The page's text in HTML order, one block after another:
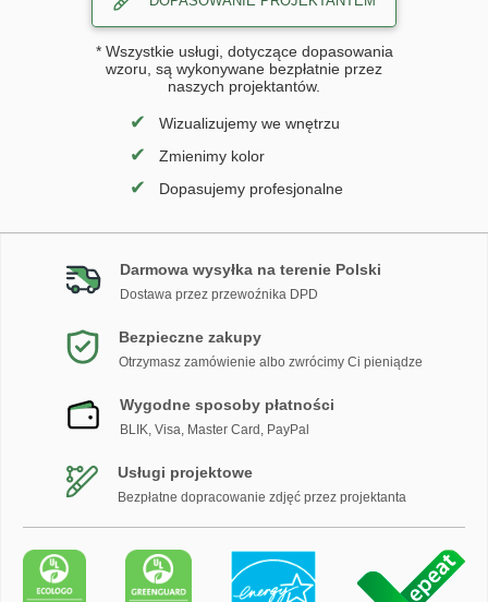
* Wszystkie usługi, dotyczące dopasowania
wzoru, są wykonywane bezpłatnie przez
naszych projektantów.
✔ Wizualizujemy we wnętrzu
✔ Zmienimy kolor
✔ Dopasujemy profesjonalne
Darmowa wysyłka na terenie Polski
Dostawa przez przewoźnika DPD
Bezpieczne zakupy
Otrzymasz zamówienie albo zwrócimy Ci pieniądze
Wygodne sposoby płatności
BLIK, Visa, Master Card, PayPal
Usługi projektowe
Bezpłatne dopracowanie zdjęć przez projektanta